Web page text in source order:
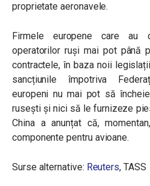
proprietate aeronavele.
Firmele europene care au
operatorilor ruși mai pot până
contractele, în baza noii
sancțiunile împotriva
europeni nu mai pot să
rusești și nici să le furnizeze
China a anunțat că,
componente pentru avioane.
Surse alternative: Reuters, TASS